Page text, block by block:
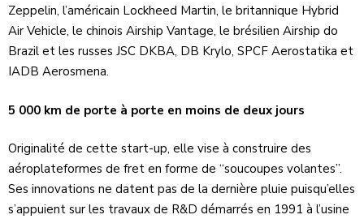
Zeppelin, l’américain Lockheed Martin, le britannique Hybrid
Air Vehicle, le chinois Airship Vantage, le brésilien Airship do
Brazil et les russes JSC DKBA, DB Krylo, SPCF Aerostatika et
IADB Aerosmena.
5 000 km de porte à porte en moins de deux jours
Originalité de cette start-up, elle vise à construire des
aéroplateformes de fret en forme de ‘‘soucoupes volantes’’.
Ses innovations ne datent pas de la dernière pluie puisqu’elles
s’appuient sur les travaux de R&D démarrés en 1991 à l’usine